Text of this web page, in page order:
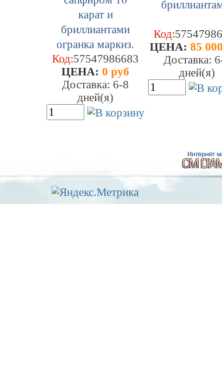
Код:57547986683
ЦEHA: 0 руб
Доставка: 6-8
дней(я)
Код:
ЦEHA: 85
Доставка:
дней(я)